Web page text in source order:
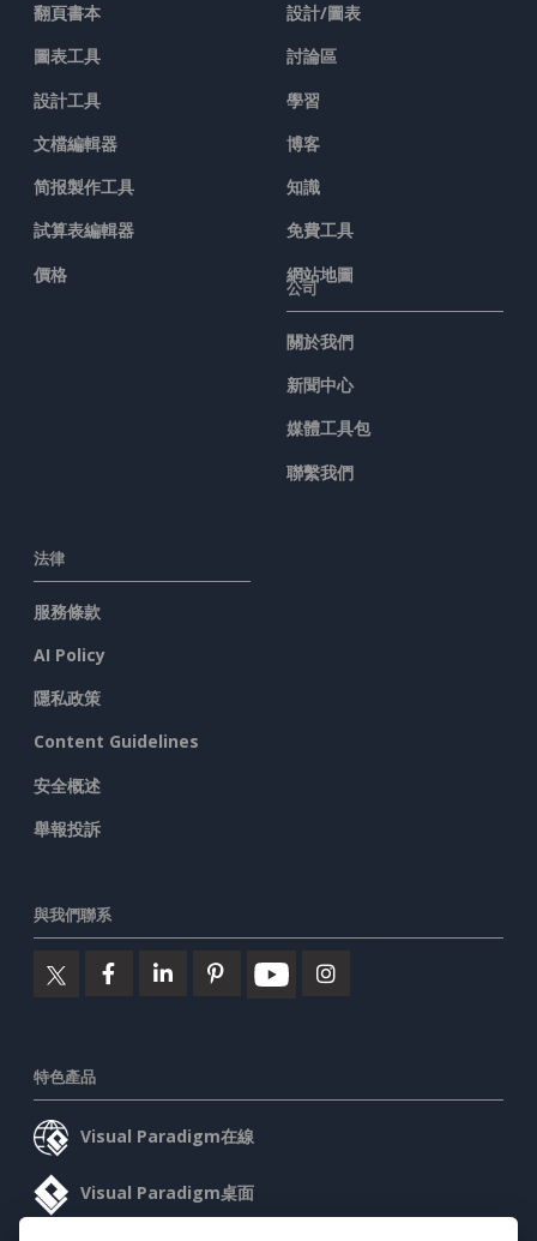
翻頁書本
圖表工具
設計工具
文檔編輯器
简报製作工具
試算表編輯器
價格
設計/圖表
討論區
學習
博客
知識
免費工具
網站地圖
公司
關於我們
新聞中心
媒體工具包
聯繫我們
法律
服務條款
AI Policy
隱私政策
Content Guidelines
安全概述
舉報投訴
與我們聯系
特色產品
Visual Paradigm在線
Visual Paradigm桌面